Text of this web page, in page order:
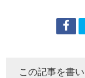
この記事を書い